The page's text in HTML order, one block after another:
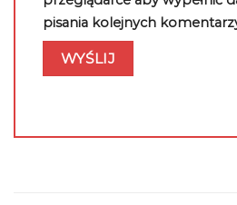
pisania kolejnych